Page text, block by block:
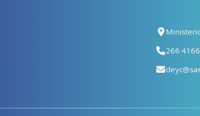
266